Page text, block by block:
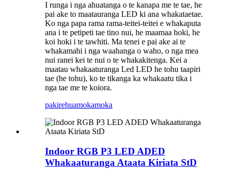
I runga i nga ahuatanga o te kanapa me te tae, he
pai ake to maatauranga LED ki ana whakataetae.
Ko nga papa rama rama-teitei-teitei e whakaputa
ana i te petipeti tae tino nui, he maamaa hoki, he
koi hoki i te tawhiti. Ma tenei e pai ake ai te
whakamahi i nga waahanga o waho, o nga mea
nui ranei kei te nui o te whakakitenga. Kei a
maatau whakaaturanga Led LED he tohu taapiri
tae (he tohu), ko te tikanga ka whakaatu tika i
nga tae me te koiora.
pakirehuamokamoka
Indoor RGB P3 LED ADED
Whakaaturanga Ataata Kiriata StD